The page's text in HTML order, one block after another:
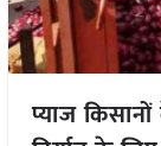
प्याज